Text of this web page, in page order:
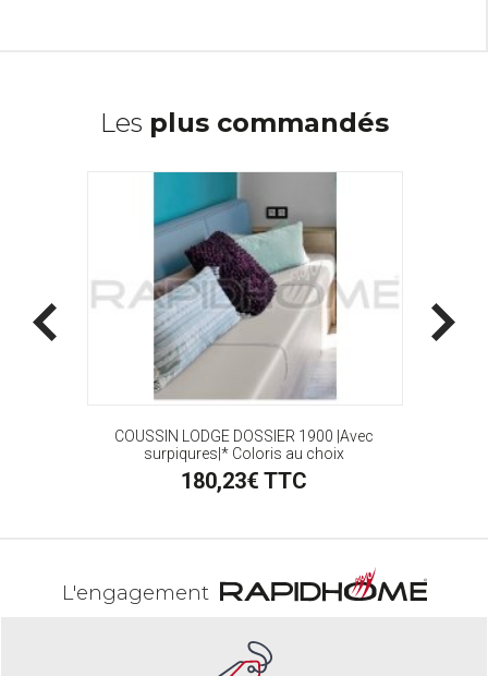
Les plus commandés
COUSSIN LODGE DOSSIER 1900 |Avec
surpiqures|* Coloris au choix
180,23€ TTC
L'engagement